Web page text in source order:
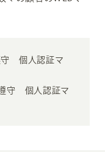
守 個人認証マ
守 個人認証マ